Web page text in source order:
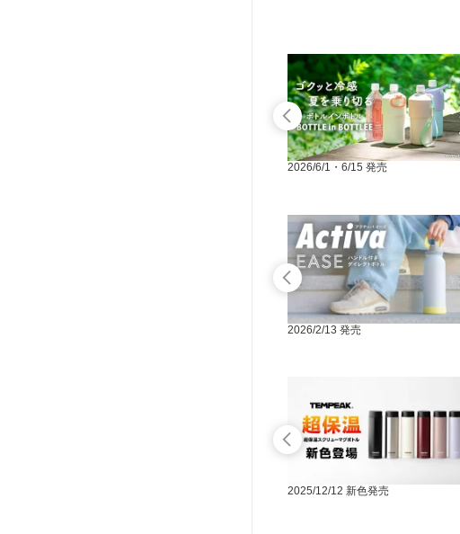
2026/6/1・6/15 発売
2026/2/13 発売
2025/12/12 新色発売